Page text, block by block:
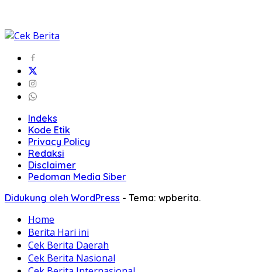
Indeks
Kode Etik
Privacy Policy
Redaksi
Disclaimer
Pedoman Media Siber
Didukung oleh WordPress - Tema: wpberita.
Home
Berita Hari ini
Cek Berita Daerah
Cek Berita Nasional